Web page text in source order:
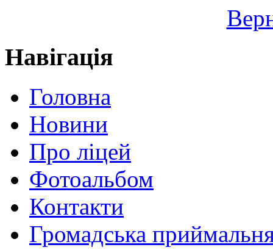
Навігація
Головна
Новини
Про ліцей
Фотоальбом
Контакти
Громадська